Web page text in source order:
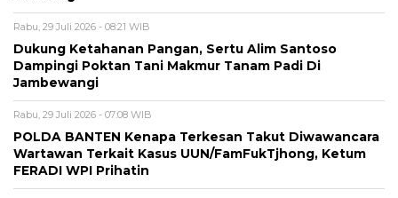
Rabu, 29 Juli 2026 - 08:21 WIB
Dukung Ketahanan Pangan, Sertu Alim Santoso
Dampingi Poktan Tani Makmur Tanam Padi Di
Jambewangi
Rabu, 29 Juli 2026 - 07:08 WIB
POLDA BANTEN Kenapa Terkesan Takut Diwawancara
Wartawan Terkait Kasus UUN/FamFukTjhong, Ketum
FERADI WPI Prihatin